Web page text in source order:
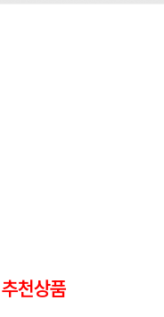
추천상품